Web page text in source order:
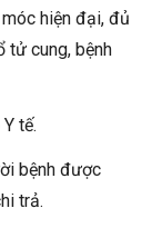
hiện đại, đủ
tử cung, bệnh
tế.
bệnh được
trả.